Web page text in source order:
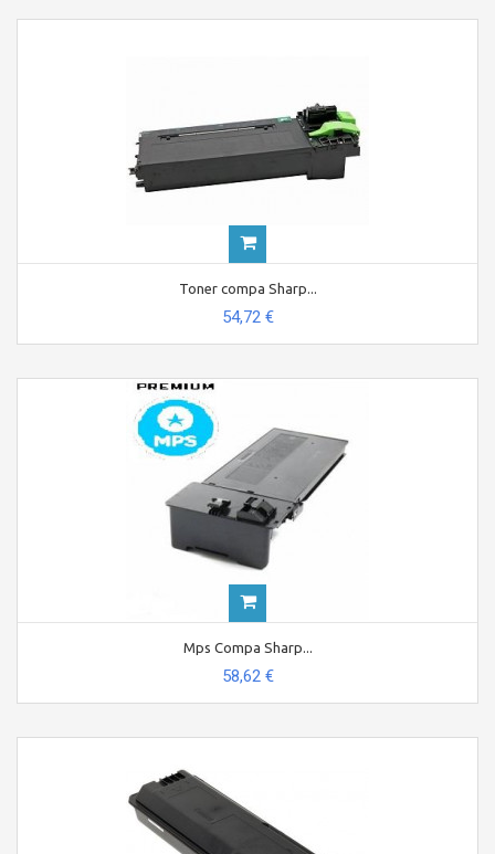
Toner compa Sharp...
54,72 €
Mps Compa Sharp...
58,62 €